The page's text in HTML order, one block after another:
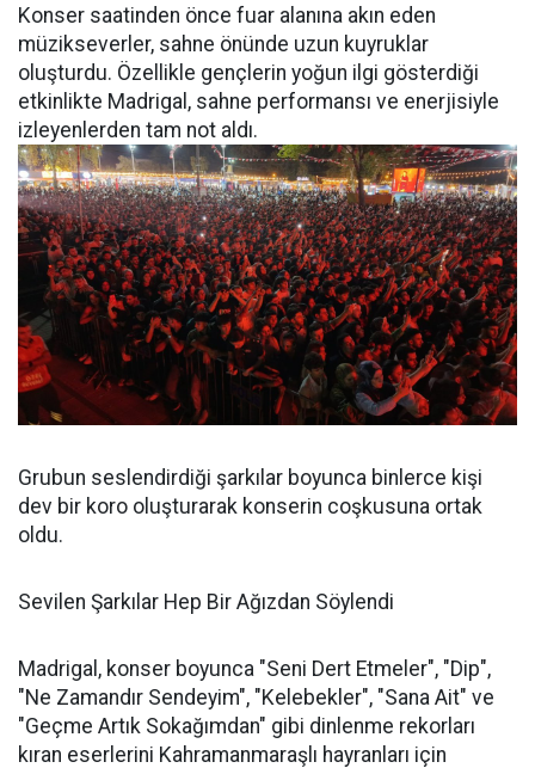
Konser saatinden önce fuar alanına akın eden
müzikseverler, sahne önünde uzun kuyruklar
oluşturdu. Özellikle gençlerin yoğun ilgi gösterdiği
etkinlikte Madrigal, sahne performansı ve enerjisiyle
izleyenlerden tam not aldı.
Grubun seslendirdiği şarkılar boyunca binlerce kişi
dev bir koro oluşturarak konserin coşkusuna ortak
oldu.
Sevilen Şarkılar Hep Bir Ağızdan Söylendi
Madrigal, konser boyunca "Seni Dert Etmeler", "Dip",
"Ne Zamandır Sendeyim", "Kelebekler", "Sana Ait" ve
"Geçme Artık Sokağımdan" gibi dinlenme rekorları
kıran eserlerini Kahramanmaraşlı hayranları için